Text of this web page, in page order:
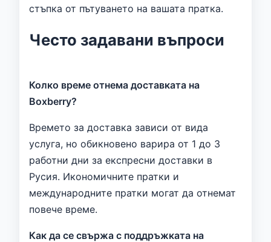
стъпка от пътуването на вашата пратка.
Често задавани въпроси
Колко време отнема доставката на
Boxberry?
Времето за доставка зависи от вида
услуга, но обикновено варира от 1 до 3
работни дни за експресни доставки в
Русия. Икономичните пратки и
международните пратки могат да отнемат
повече време.
Как да се свържа с поддръжката на